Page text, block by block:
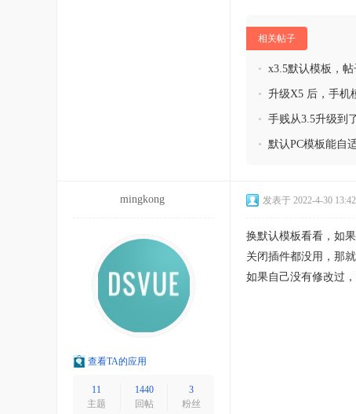
相关帖子
• x3.5默认模板，
• 升级X5 后，手机
么解决？
• 手贱从3.5升级到
• 默认PC模板能自
mingkong
查看TA的应用
11
主题
1440
回帖
3
粉丝
发表于 2022-4-30
换默认模板看看，如
关闭插件都没用，那
如果自己没有修改过